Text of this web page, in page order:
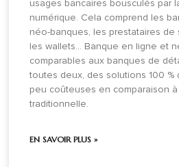
usages bancaires bousculés par
numérique. Cela comprend les
néo-banques, les prestataires de
les wallets… Banque en ligne et
comparables aux banques de
toutes deux, des solutions 100
peu coûteuses en comparaison
traditionnelle.
EN SAVOIR PLUS »